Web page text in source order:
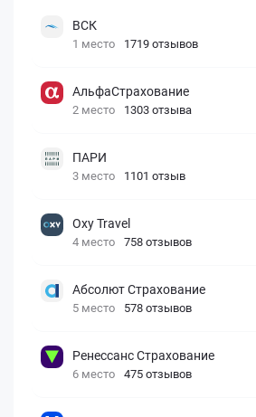
ВСК
1 место 1719 отзывов
АльфаСтрахование
2 место 1303 отзыва
ПАРИ
3 место 1101 отзыв
Oxy Travel
4 место 758 отзывов
Абсолют Страхование
5 место 578 отзывов
Ренессанс Страхование
6 место 475 отзывов